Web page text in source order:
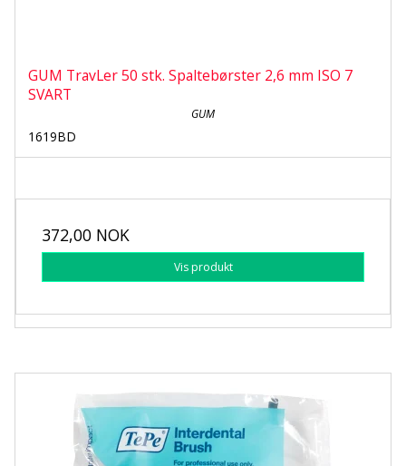
GUM TravLer 50 stk. Spaltebørster 2,6 mm ISO 7
SVART
GUM
1619BD
372,00 NOK
Vis produkt